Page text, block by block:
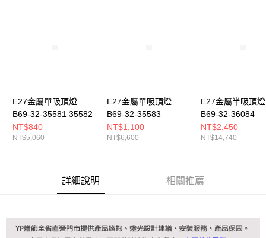
任。
４．使用「AFTEE先享後付」時，將依據個別帳號之用戶狀況，依本公司即
時審查核予不同之上限額度；若仍有額度不足之情形，本公司將視審查結果
請求用戶進行身份認證。
E27金屬單吸頂燈
B69-32-35581 35582
NT$840
NT$5,060
E27金屬單吸頂燈
B69-32-35583
NT$1,100
NT$6,600
E27金屬半吸頂燈
B69-32-36084
NT$2,450
NT$14,740
詳細說明 相關推薦